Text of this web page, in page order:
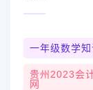
一年级数学
贵州2023会
网